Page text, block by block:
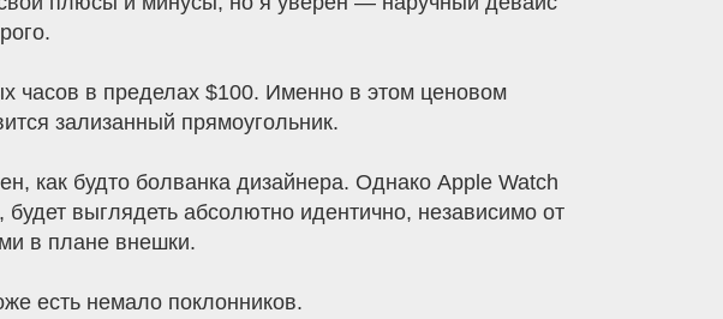
часов в пределах $100. Именно в этом ценовом
зализанный прямоугольник.
как будто болванка дизайнера. Однако Apple Watch
выглядеть абсолютно идентично, независимо от
в плане внешки.
есть немало поклонников.